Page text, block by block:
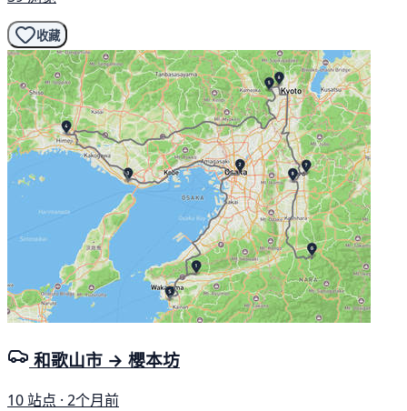
收藏
和歌山市 → 櫻本坊
10 站点 · 2个月前